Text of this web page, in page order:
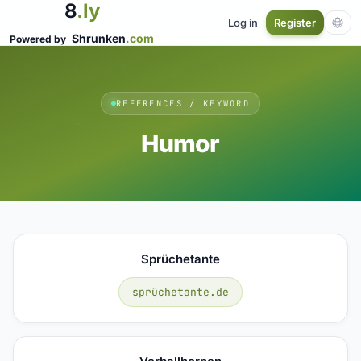
8.ly
Powered by Shrunken.com
Log in Register
REFERENCES / KEYWORD
Humor
Sprüchetante
sprüchetante.de